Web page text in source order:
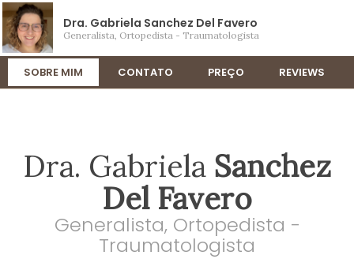
Dra. Gabriela Sanchez Del Favero
Generalista, Ortopedista - Traumatologista
SOBRE MIM CONTATO PREÇO REVIEWS
Dra. Gabriela Sanchez
Del Favero
Generalista, Ortopedista -
Traumatologista